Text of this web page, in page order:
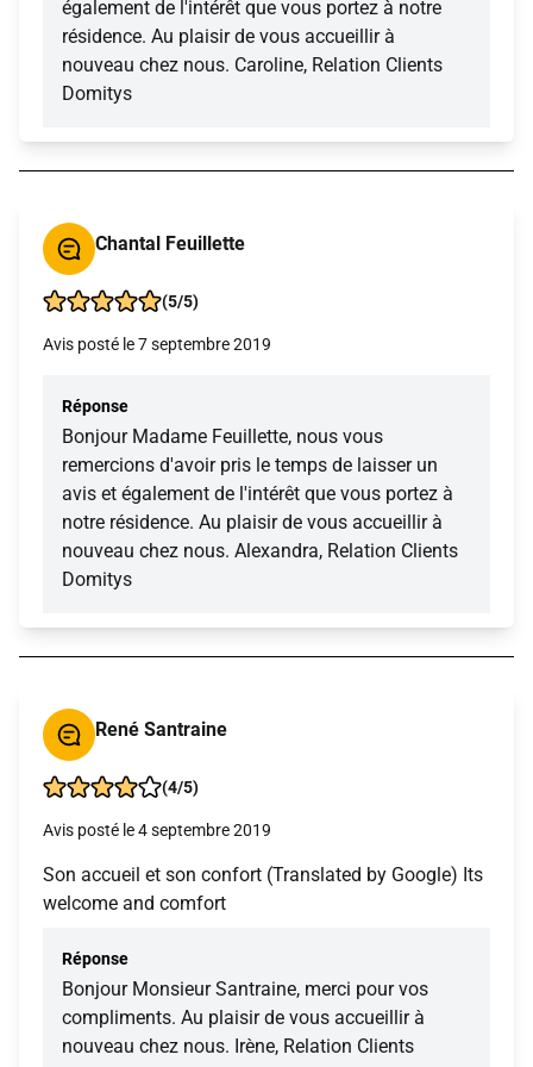
également de l'intérêt que vous portez à notre
résidence. Au plaisir de vous accueillir à
nouveau chez nous. Caroline, Relation Clients
Domitys
Chantal Feuillette
(5/5)
Avis posté le 7 septembre 2019
Réponse
Bonjour Madame Feuillette, nous vous
remercions d'avoir pris le temps de laisser un
avis et également de l'intérêt que vous portez à
notre résidence. Au plaisir de vous accueillir à
nouveau chez nous. Alexandra, Relation Clients
Domitys
René Santraine
(4/5)
Avis posté le 4 septembre 2019
Son accueil et son confort (Translated by Google) Its
welcome and comfort
Réponse
Bonjour Monsieur Santraine, merci pour vos
compliments. Au plaisir de vous accueillir à
nouveau chez nous. Irène, Relation Clients